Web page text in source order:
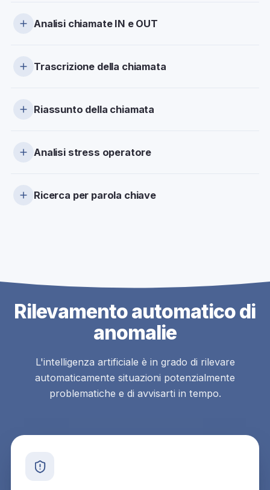
Analisi chiamate IN e OUT
in uscita, con statistiche complete per ogni
Trascrizione della chiamata
testo: leggi il contenuto delle conversazioni senza
Riassunto della chiamata
di ogni chiamata, evidenziando i punti chiave e le
Analisi stress operatore
le chiamate: identifica le situazioni critiche e
Ricerca per parola chiave
Rilevamento automatico di
anomalie
L'intelligenza artificiale è in grado di rilevare
automaticamente situazioni potenzialmente
problematiche e di avvisarti in tempo.